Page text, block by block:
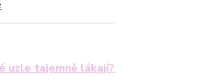
uzle tajemně lákají?